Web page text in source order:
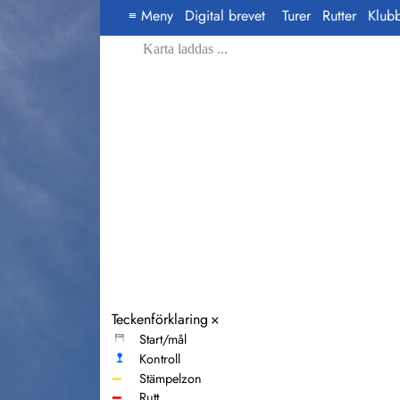
≡ Meny Digital brevet Turer Rutter
Karta laddas ...
Teckenförklaring ×
Start/mål
Kontroll
━ Stämpelzon